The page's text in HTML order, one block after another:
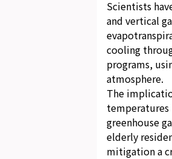
Scientists
and vertical
cooling
programs,
atmosphere.
The
greenhouse
elderly
mitigation a